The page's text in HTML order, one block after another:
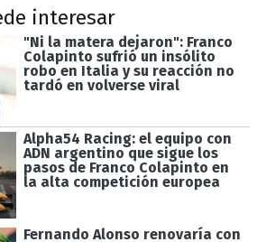
interesar
"Ni la matera dejaron": Franco
Colapinto sufrió un insólito
robo en Italia y su reacción no
tardó en volverse viral
Alpha54 Racing: el equipo con
ADN argentino que sigue los
pasos de Franco Colapinto en
la alta competición europea
Fernando Alonso renovaría con